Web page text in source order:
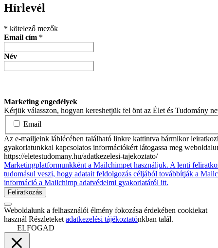
Hírlevél
* kötelező mezők
Email cím *
Név
Marketing engedélyek
Kérjük válasszon, hogyan kereshetjük fel önt az Élet és Tudomány
Email
Az e-mailjeink láblécében található linkre kattintva bármikor
gyakorlatunkkal kapcsolatos információkért látogassa meg
https://eletestudomany.hu/adatkezelesi-tajekoztato/
Marketingplatformunkként a Mailchimpet használjuk. A lenti
tudomásul veszi, hogy adatait feldolgozás céljából továbbítják a
információ a Mailchimp adatvédelmi gyakorlatáról itt.
Weboldalunk a felhasználói élmény fokozása érdekében cookiekat
használ Részleteket adatkezelési tájékoztatónkban talál.
ELFOGAD